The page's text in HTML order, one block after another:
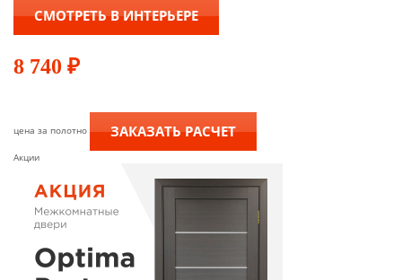
СМОТРЕТЬ В ИНТЕРЬЕРЕ
8 740 ₽
цена за полотно ЗАКАЗАТЬ РАСЧЕТ
Акции